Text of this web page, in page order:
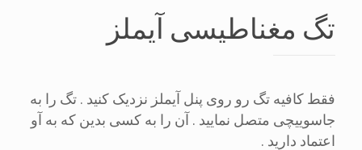
تگ مغناطیسی آیملز
فقط کافیه تگ رو روی پنل آیملز نزدیک کنید . تگ را به
جاسوییچی متصل نمایید . آن را به کسی بدین که به آو
اعتماد دارید .